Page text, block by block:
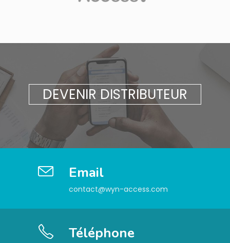
DEVENIR DISTRIBUTEUR
Email
contact@wyn-access.com
Téléphone